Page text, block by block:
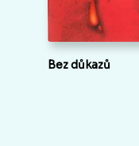
Bez důkazů